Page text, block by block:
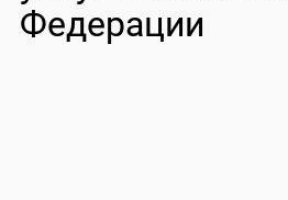
Федерации